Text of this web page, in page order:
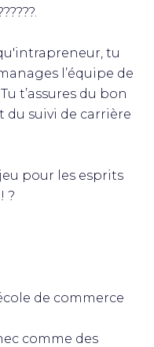
tu
l’équipe de
t’assures du bon
du suivi de carrière
pour les esprits
?
de commerce
comme des